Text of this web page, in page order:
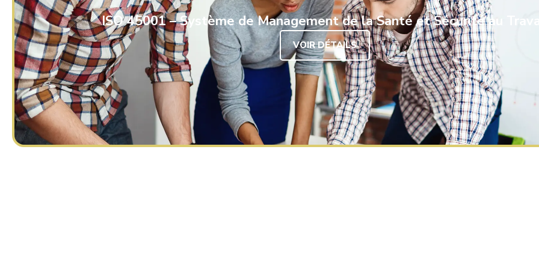
ISO 45001 – Système de Management de la Santé et Sécurité au Travail
VOIR DÉTAILS